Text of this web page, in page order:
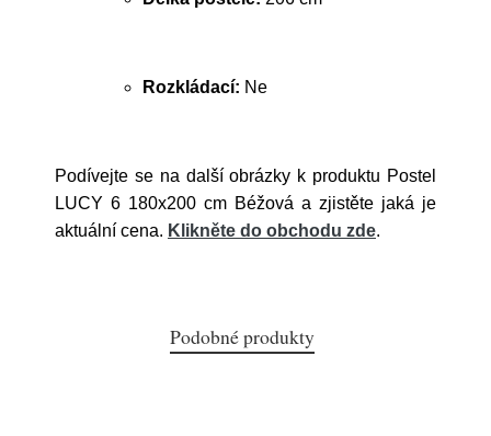
Rozkládací: Ne
Podívejte se na další obrázky k produktu Postel
LUCY 6 180x200 cm Béžová a zjistěte jaká je
aktuální cena. Klikněte do obchodu zde.
Podobné produkty